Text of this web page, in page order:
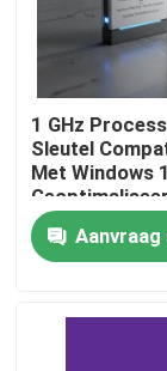
1 GHz
Sleutel
Met Windows
Soepele
Geschikt Voor